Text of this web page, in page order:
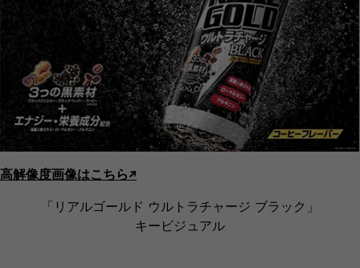
高解像度画像はこちら↗︎
「リアルゴールド ウルトラチャージ ブラック」
キービジュアル